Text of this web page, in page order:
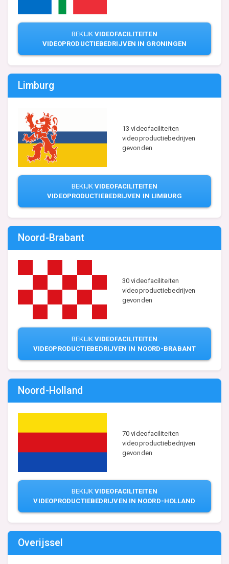
BEKIJK VIDEOFACILITEITEN
VIDEOPRODUCTIEBEDRIJVEN IN GRONINGEN
Limburg
13 videofaciliteiten
videoproductiebedrijven
gevonden
BEKIJK VIDEOFACILITEITEN
VIDEOPRODUCTIEBEDRIJVEN IN LIMBURG
Noord-Brabant
30 videofaciliteiten
videoproductiebedrijven
gevonden
BEKIJK VIDEOFACILITEITEN
VIDEOPRODUCTIEBEDRIJVEN IN NOORD-BRABANT
Noord-Holland
70 videofaciliteiten
videoproductiebedrijven
gevonden
BEKIJK VIDEOFACILITEITEN
VIDEOPRODUCTIEBEDRIJVEN IN NOORD-HOLLAND
Overijssel